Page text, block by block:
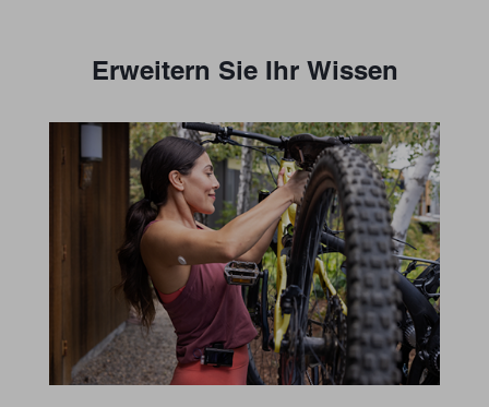
Erweitern Sie Ihr Wissen